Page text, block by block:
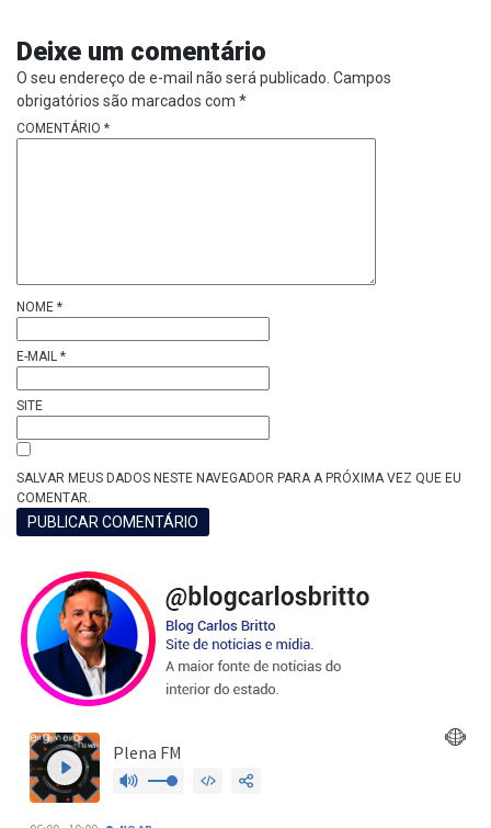
Deixe um comentário
O seu endereço de e-mail não será publicado. Campos
obrigatórios são marcados com *
COMENTÁRIO *
NOME *
E-MAIL *
SITE
SALVAR MEUS DADOS NESTE NAVEGADOR PARA A PRÓXIMA VEZ QUE EU
COMENTAR.